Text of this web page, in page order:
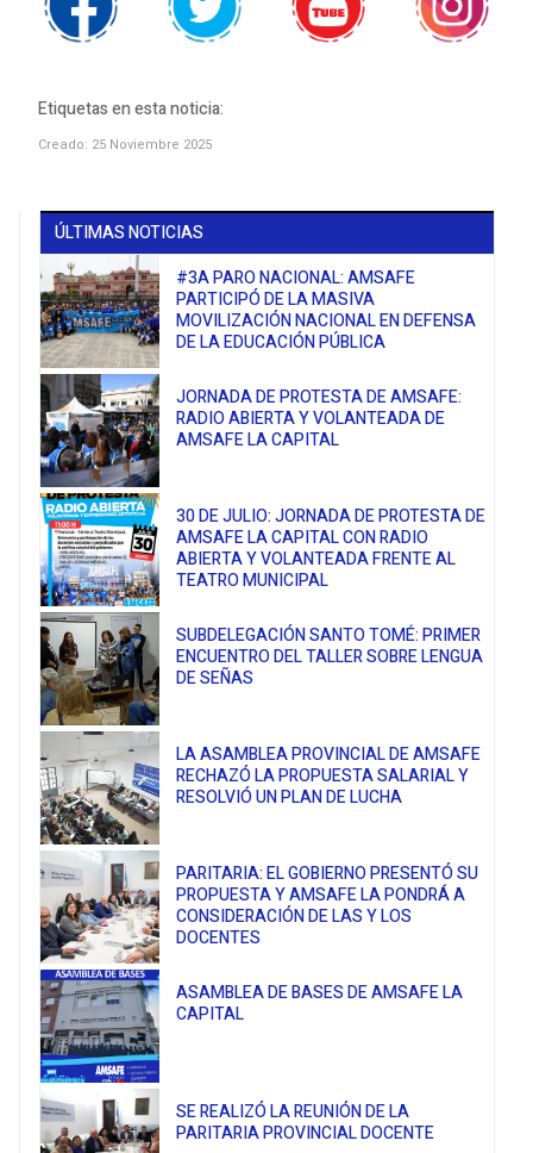
Etiquetas en esta noticia:
Creado: 25 Noviembre 2025
ÚLTIMAS NOTICIAS
#3A PARO NACIONAL: AMSAFE
PARTICIPÓ DE LA MASIVA
MOVILIZACIÓN NACIONAL EN DEFENSA
DE LA EDUCACIÓN PÚBLICA
JORNADA DE PROTESTA DE AMSAFE:
RADIO ABIERTA Y VOLANTEADA DE
AMSAFE LA CAPITAL
30 DE JULIO: JORNADA DE PROTESTA DE
AMSAFE LA CAPITAL CON RADIO
ABIERTA Y VOLANTEADA FRENTE AL
TEATRO MUNICIPAL
SUBDELEGACIÓN SANTO TOMÉ: PRIMER
ENCUENTRO DEL TALLER SOBRE LENGUA
DE SEÑAS
LA ASAMBLEA PROVINCIAL DE AMSAFE
RECHAZÓ LA PROPUESTA SALARIAL Y
RESOLVIÓ UN PLAN DE LUCHA
PARITARIA: EL GOBIERNO PRESENTÓ SU
PROPUESTA Y AMSAFE LA PONDRÁ A
CONSIDERACIÓN DE LAS Y LOS
DOCENTES
ASAMBLEA DE BASES DE AMSAFE LA
CAPITAL
SE REALIZÓ LA REUNIÓN DE LA
PARITARIA PROVINCIAL DOCENTE